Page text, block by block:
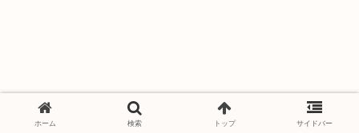
ホーム 検索 トップ サイドバー